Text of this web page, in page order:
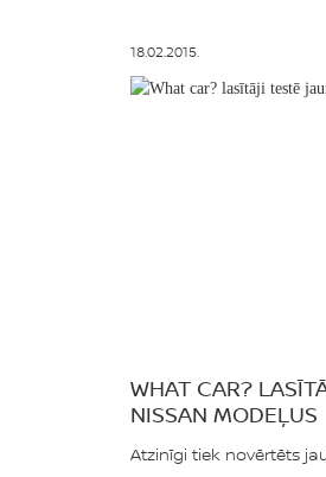
18.02.2015.
WHAT CAR?
NISSAN MODEĻUS
Atzinīgi tiek novērtēts